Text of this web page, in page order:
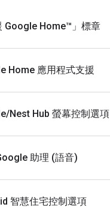
Google Home™」標章
Home 應用程式支援
Nest Hub 螢幕控制選項
助理 (語音)
智慧住宅控制選項